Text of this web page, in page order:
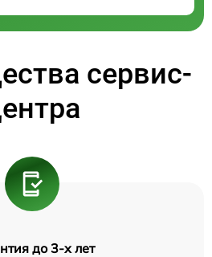
сервис-
до 3-х лет